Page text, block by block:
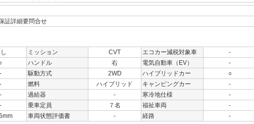
証詳細要問合せ
ミッション CVT エコカー減税対象車
-
ハンドル 右 電気自動車（EV）
-
- 駆動方式 2WD ハイブリッドカー
○
- 燃料 ハイブリッド キャンピングカー
-
- 過給器 - 寒冷地仕様
-
- 乗車定員 ７名 福祉車両
-
車両状態評価書 - 経路 -